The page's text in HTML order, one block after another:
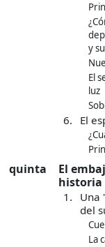
y
El
luz
6. El
quinta
El
historia
1.
Una
del
La